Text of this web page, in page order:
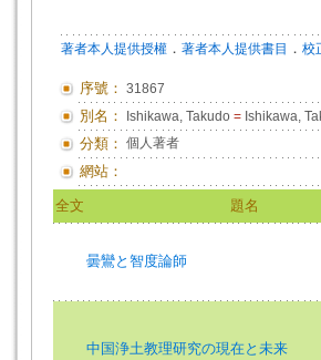
著者本人提供授權 ． 著者本人提供書目 ． 校
序號： 31867
別名： Ishikawa, Takudo = Ishikawa,
分類： 個人著者
網站：
全文 題名
曇鸞と智度論師
中国浄土教理研究の現在と未来